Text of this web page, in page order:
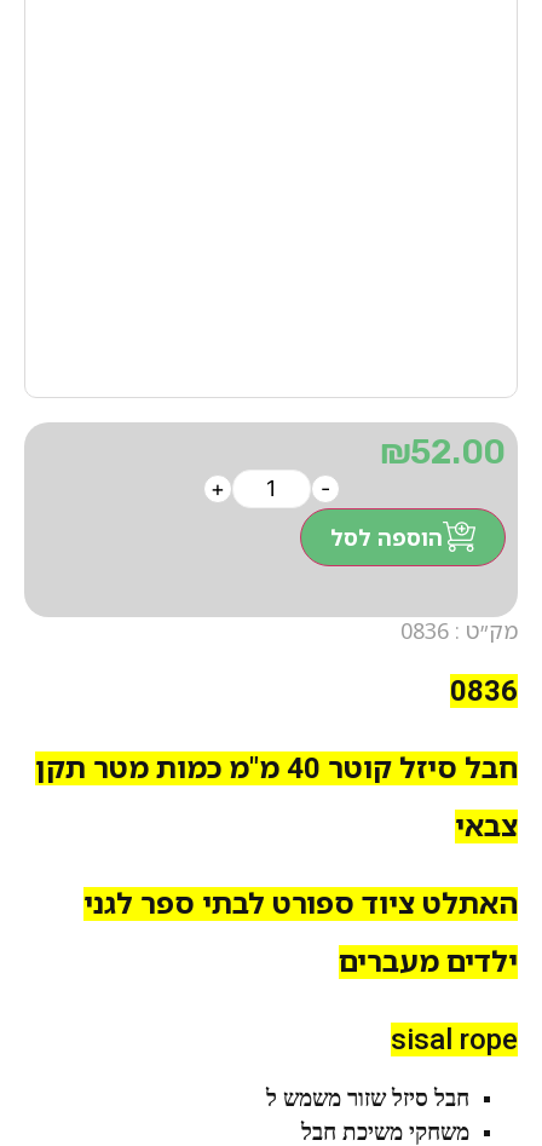
מק״ט : 0836
0836
חבל סיזל קוטר 40 מ"מ כמות מטר תקן
צבאי
האתלט ציוד ספורט לבתי ספר לגני
ילדים מעברים
sisal rope
חבל סיזל שזור משמש ל
משחקי משיכת חבל
₪52.00
-
+
הוספה לסל